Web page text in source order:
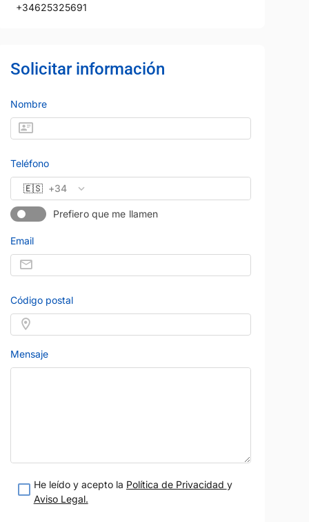
+34625325691
Solicitar información
Nombre
Teléfono
🇪🇸 +34
Prefiero que me llamen
Email
Código postal
Mensaje
He leído y acepto la Política de Privacidad y
Aviso Legal.